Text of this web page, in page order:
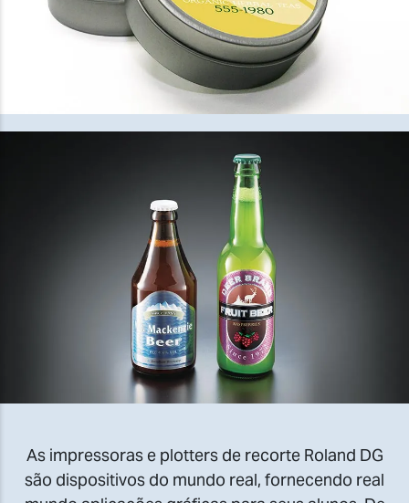
As impressoras e plotters de recorte Roland DG
são dispositivos do mundo real, fornecendo real